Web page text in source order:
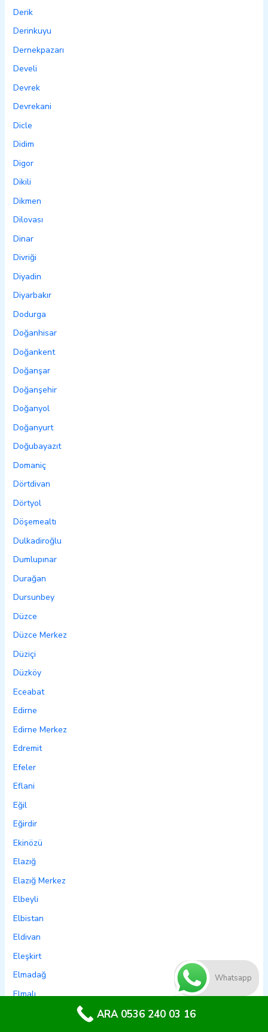
Derik
Derinkuyu
Dernekpazarı
Develi
Devrek
Devrekani
Dicle
Didim
Digor
Dikili
Dikmen
Dilovası
Dinar
Divriği
Diyadin
Diyarbakır
Dodurga
Doğanhisar
Doğankent
Doğanşar
Doğanşehir
Doğanyol
Doğanyurt
Doğubayazıt
Domaniç
Dörtdivan
Dörtyol
Döşemealtı
Dulkadiroğlu
Dumlupınar
Durağan
Dursunbey
Düzce
Düzce Merkez
Düziçi
Düzköy
Eceabat
Edirne
Edirne Merkez
Edremit
Efeler
Eflani
Eğil
Eğirdir
Ekinözü
Elazığ
Elazığ Merkez
Elbeyli
Elbistan
Eldivan
Eleşkirt
Elmadağ
Elmalı
Whatsapp
ARA 0536 240 03 16